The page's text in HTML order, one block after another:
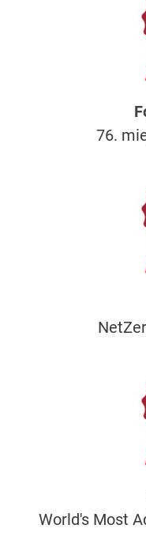
76.
World's Most